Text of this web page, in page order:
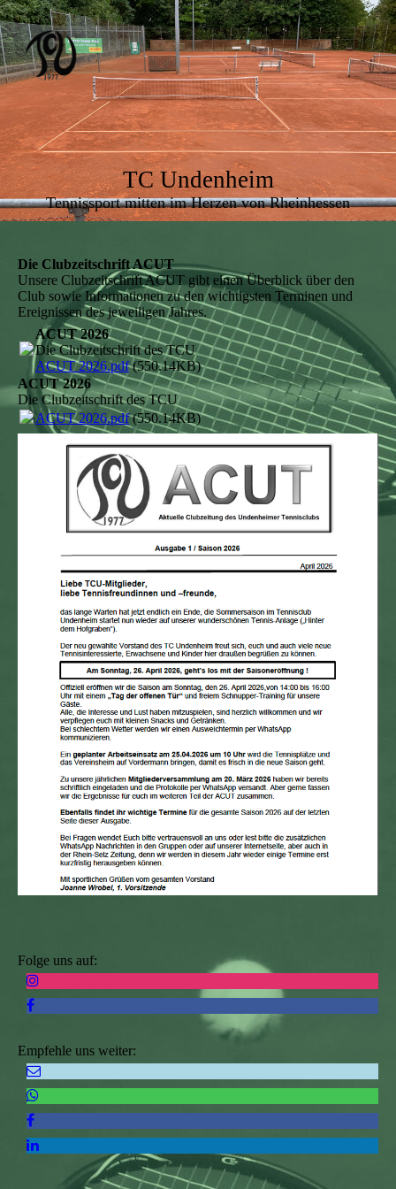
TC Undenheim
Tennissport mitten im Herzen von Rheinhessen
Die Clubzeitschrift ACUT
Unsere Clubzeitschrift ACUT gibt einen Überblick über den
Club sowie Informationen zu den wichtigsten Terminen und
Ereignissen des jeweiligen Jahres.
ACUT 2026
Die Clubzeitschrift des TCU
ACUT 2026.pdf(550.14KB)
ACUT 2026
Die Clubzeitschrift des TCU
ACUT 2026.pdf(550.14KB)
Folge uns auf:
Empfehle uns weiter: